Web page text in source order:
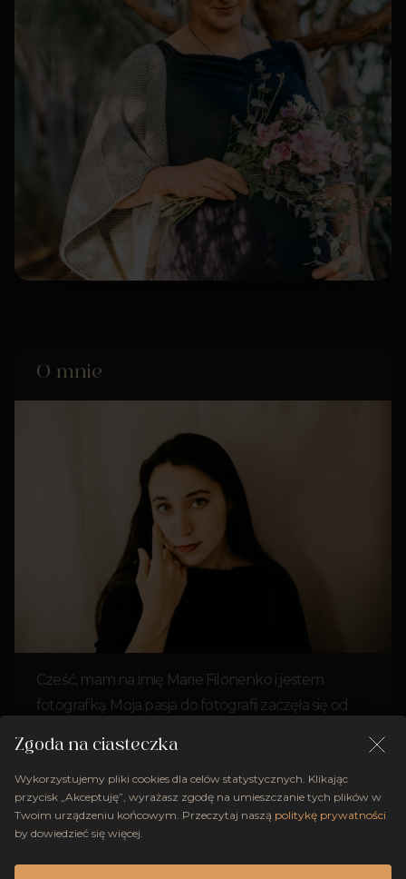
O mnie
Cześć, mam na imię Marie Filonenko i jestem
fotografką. Moja pasja do fotografii zaczęła się od
ale też pozwala na poznanie ludzi i ich historii.
Zainspirowana tym doświadczeniem, dziś zajmuję
się inkluzywną fotografią, która stawia na
pierwszym miejscu osobowość i emocje.
Zgoda na ciasteczka
Wykorzystujemy pliki cookies dla celów statystycznych. Klikając
przycisk „Akceptuję”, wyrażasz zgodę na umieszczanie tych plików w
Twoim urządzeniu końcowym. Przeczytaj naszą politykę prywatności
by dowiedzieć się więcej.